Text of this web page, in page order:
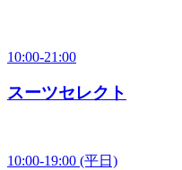
10:00-21:00
スーツセレクト
10:00-19:00 (平日)